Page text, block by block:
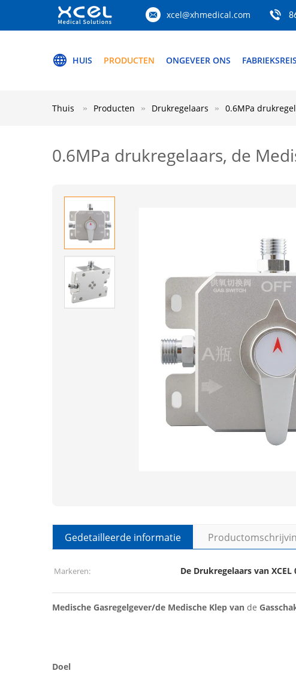
xcel@xhmedical.com
HUIS PRODUCTEN ONGEVEER ONS FABRIEKSREIS
Thuis Producten Drukregelaars 0.6MPa
0.6MPa drukregelaars, de
Gedetailleerde informatie
Markeren: De Drukregelaars van XCEL
Medische Gasregelgever/de Medische Klep van de
Doel